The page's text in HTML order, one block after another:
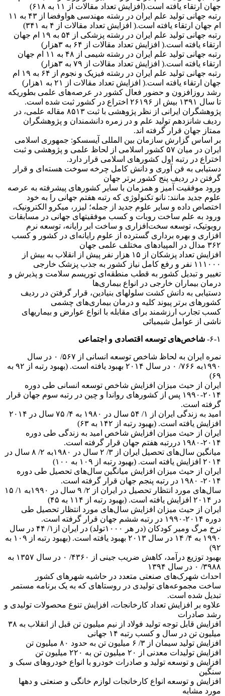
جهان ارتقاء یافته است.(افزایش تعداد مقالات از ۱۱ به ۶۱۸)
رتبه جهانی تولید علم ایران در رشته مهندسی هواوفضا از ۴۳ به ۱۱
ام جهان ارتقاء یافته است.( افزایش تعداد مقالات از ۴ به ۳۴۱)
رتبه جهانی تولید علم ایران در رشته پزشکی از ۵۴ به ۱۹ ام جهان
ارتقاء یافته است.( افزایش تعداد مقالات از ۶۴ به ۳هزار)
رتبه جهانی تولید علم ایران در رشته شیمی از ۴۸ به ۱۱ ام جهان
ارتقاء یافته است.( افزایش تعداد مقالات از ۷۹ به ۳هزار)
رتبه جهانی تولید علم ایران در رشته فیزیک و نجوم از ۶۴ به ۱۹ ام
جهان ارتقاء یافته است.( افزایش تعداد مقالات از ۲۱ به ۱هزار)
رشد روزافزون و حضور فعال کشور در عرصه‌های علمی بطوریکه
تا سال ۱۳۹۱ بیش از ۲۶۱۹۶ اختراع در کشور ثبت شده است.
پژوهشگران ایرانی از نظر پژوهشی با ثبت ۸۵۱۳ مقاله علمی، در
ردیف شانزدهم تولید علم و در زمره دانشمندان و پژوهشگران
ممتاز جهان قرار گرفته اند.
بر اساس گزارش سازمان بین المللی آیسسکو: جمهوری اسلامی
ایران در میان ۵۷ کشور اسلامی از لحاظ علمی و پژوهشی و ثبت
اختراع در رتبه اول کشورهای اسلامی قرار دارد.
دستیابی به فن آوری و دانش کامل چرخه سوخت هسته‌ای و قرار
گرفتن در ردیف پنج کشور برتر جهان
ورود موفقیت آمیز و همزمان با سایر کشورهای پیشرفته به عرصه
علوم جدید مانند: نانو تکنولوژی که رتبه هفتم جهانی را به خود
اختصاص داده و سایر علوم جدید از جمله؛ لیزر، میکرو الکترونیک،
ورود به علم ساخت روبات و کسب موفقیتهای جهانی در مسابقات
روبوتیک، توسعه سخت‌افزاری و ساخت ابر رایانه، توسعه نرم
افزاری و بهره برداری گسترده از علوم رایانه‌ای در کشور و کسب
۳۶۲ مدال در المپیادهای مختلف علمی جهان
افزایش تعداد پزشکان از ۱۵ هزار نفر پیش از انقلاب به بیش از
۱۱۱۰۰۰ نفر و رفع کامل نیاز کشور به جذب پزشک خارجی
تغییر و تبدیل کشور به قطب منطقه‌ای توریسم سلامت و پذیرش و
درمان بیماران خارجی در انواع بیماری‌ها
دستیابی به دانش کشت سلولهای بنیادین، قرار گرفتن در ردیف
کشورهای برتر پیوند کلیه و درمان بیماری‌های چشمی
کسب تجارب ارزشمند برای مقابله با انواع عوارض و بیماریهای
ناشی از عوامل شیمیائی
۶-۱- شاخص‌های توسعه اقتصادی و اجتماعی
نمره ایران به لحاظ شاخص توسعه انسانی از ۵۶۷/ ۰ در سال
۱۹۹۰به ۷۶۶/ ۰ در سال ۲۰۱۴ بهبود یافته است. (بهبود رتبه از ۹۲ به
۶۹)
ایران از حیث میزان افزایش شاخص توسعه انسانی طی دوره
۲۰۱۴-۱۹۹۰ پس از کشورهای رواندا و چین در رتبه سوم جهان قرار
گرفته است.
امید به زندگی ایران از ۱/ ۵۴ سال در ۱۹۸۰ به ۴/ ۷۵ سال در ۲۰۱۴
افزایش یافته است. (بهبود رتبه از ۱۴۲ به ۶۳)
ایران از حیث میزان افزایش شاخص امید به زندگی طی دوره
۲۰۱۴-۱۹۸۰ دررتبه هفتم جهان قرار گرفته است.
میانگین سال‌های تحصیل ایران از ۳/ ۲ سال در ۱۹۸۰به ۲/ ۸ سال در
۲۰۱۴ افزایش یافته است. (بهبود رتبه از ۱۰۹ به ۱۰۰)
ایران از حیث میزان افزایش میانگین سال‌های تحصیل طی دوره
۲۰۱۴- ۱۹۸۰ در رتبه پنجم جهان قرار گرفته است.
سال‌های مورد انتظار تحصیل در ایران از ۲/ ۹ سال در ۱۹۹۰به ۱/ ۱۵
در ۲۰۱۴ افزایش یافته است. (بهبود رتبه از ۱۱۴ به ۴۵)
ایران از حیث میزان افزایش سال‌های مورد انتظار تحصیل طی
دوره ۲۰۱۴-۱۹۹۰ در رتبه ششم جهان قرار گرفته است.
نرخ مرگ ومیر کودکان (در هر ۱۰۰۰تولد) در ایران از۱/ ۴۴ در سال
۱۹۹۰ به ۴/ ۱۴ در سال ۲۰۱۳ بهبود یافته است. (بهبود رتبه از ۱۰۹ به
۹۲)
بهبود توزیع درآمد، کاهش ضریب جینی از ۴۳۶۰/ ۰ در سال ۱۳۵۷ به
۳۹۸۸/ ۰ در سال ۱۳۹۴
احداث شهرک‌های صنعتی متعدد در حاشیه شهرهای کشور
ساخت مجموعه‌های تولیدی در روستاهای که به یک برنامه مستمر
تبدیل شده است.
علاوه بر افزایش تعداد کارخانجات، افزایش تنوع محصولات تولیدی و
رشد صادرات
افزایش قابل توجه تولید فولاد از نیم میلیون تن قبل از انقلاب به ۳۸
میلیون تن در سال و کسب رتبه ۱۴ جهانی
افزایش تولید سیمان از ۳/ ۶ میلیون تن به حدود ۸۰ میلیون تن
افزایش تولیدات معدنی از ۲۰ میلیون تن به ۲۲۰ میلیون تن
افزایش و توسعه تولید و صادرات خودرو با انواع خودروهای سبک و
سنگین
افزایش و توسعه انواع کارخانجات لوازم خانگی و صنعتی و دهها
مورد مشابه